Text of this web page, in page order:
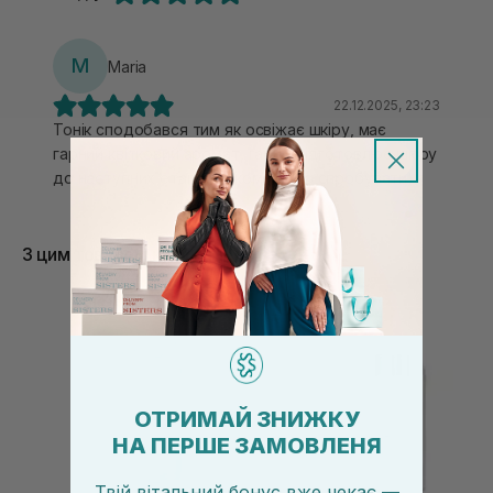
M Maria
22.12.2025, 23:23
Тонік сподобався тим як освіжає шкіру, має
гарний квітковий аромат, гарно підготовлює шкіру
до наступних етапів. Рекомендую спробувати)
З цим товаром купують
ОТРИМАЙ ЗНИЖКУ
НА ПЕРШЕ ЗАМОВЛЕНЯ